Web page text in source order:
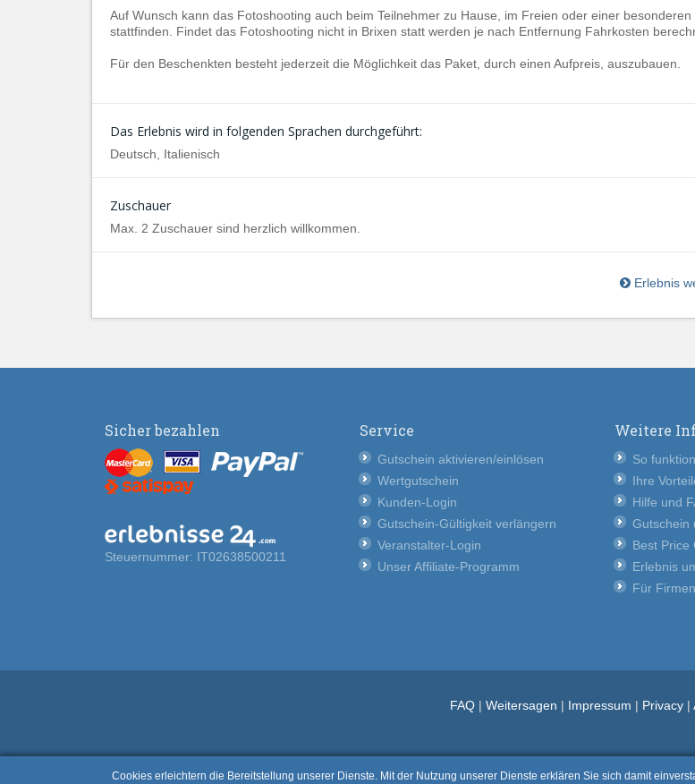
Auf Wunsch kann das Fotoshooting auch beim Teilnehmer zu Hause, im Freien oder einer besonderen
stattfinden. Findet das Fotoshooting nicht in Brixen statt werden je nach Entfernung Fahrkosten
Für den Beschenkten besteht jederzeit die Möglichkeit das Paket, durch einen Aufpreis, auszubauen.
Das Erlebnis wird in folgenden Sprachen durchgeführt:
Deutsch, Italienisch
Zuschauer
Max. 2 Zuschauer sind herzlich willkommen.
Erlebnis
Sicher bezahlen
Steuernummer: IT02638500211
Service
Gutschein aktivieren/einlösen
Wertgutschein
Kunden-Login
Gutschein-Gültigkeit verlängern
Veranstalter-Login
Unser Affiliate-Programm
Weitere
So
Ihre
Hilfe und
Gutschein
Best Price
Erlebnis
Für Firmen
FAQ| Weitersagen | Impressum | Privacy|
Cookies erleichtern die Bereitstellung unserer Dienste. Mit der Nutzung unserer Dienste erklären Sie sich damit